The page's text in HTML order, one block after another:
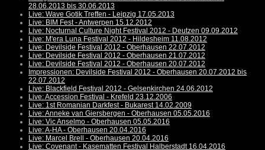
28.06.2013 bis 30.06.2013
Live: Wave Gotik Treffen - Leipzig 17.05.2013
Live: BIM Fest - Antwerpen 15.12.2012
Live: Nocturnal Culture Night Festival 2012 - Deutzen 09.09.2012
Live: M'era Luna Festival 2012 - Hildesheim 11.08.2012
Live: Devilside Festival 2012 - Oberhausen 22.07.2012
Live: Devilside Festival 2012 - Oberhausen 21.07.2012
Live: Devilside Festival 2012 - Oberhausen 20.07.2012
Impressionen: Devilside Festival 2012 - Oberhausen 20.07.2012 bis
22.07.2012
Live: Blackfield Festival 2012 - Gelsenkirchen 24.06.2012
Live: Accession Festival - Krefeld 23.12.2006
Live: 1st Romanian Darkfest - Bukarest 14.02.2009
Live: Anneke van Giersbergen - Oberhausen 05.05.2016
Live: Vic Anselmo - Oberhausen 05.05.2016
Live: A-HA - Oberhausen 20.04.2016
Live: Marcel Brell - Oberhausen 20.04.2016
Live: Covenant - Kasematten Festival Halberstadt 16.04.2016